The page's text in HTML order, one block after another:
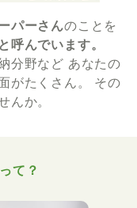
パーさんのことを
呼んでいます。
分野など あなたの
がたくさん。
その
んか。
て？